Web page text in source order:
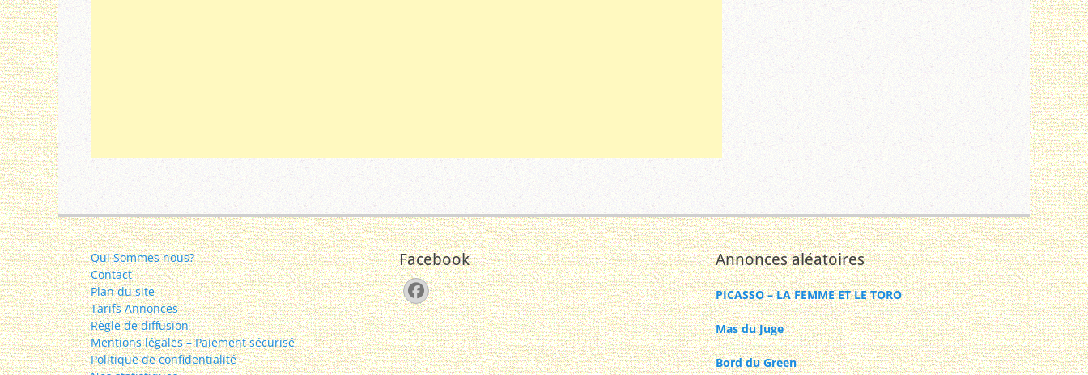
Qui Sommes nous?
Contact
Plan du site
Tarifs Annonces
Règle de diffusion
Mentions légales – Paiement sécurisé
Politique de confidentialité
Facebook
Facebook
Annonces aléatoires
PICASSO – LA FEMME ET LE TORO
Mas du Juge
Bord du Green